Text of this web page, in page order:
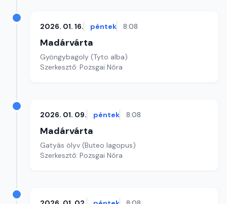
2026. 01. 16. péntek 8:08
Madárvárta
Gyöngybagoly (Tyto alba)
Szerkesztő: Pozsgai Nóra
2026. 01. 09. péntek 8:08
Madárvárta
Gatyás ölyv (Buteo lagopus)
Szerkesztő: Pozsgai Nóra